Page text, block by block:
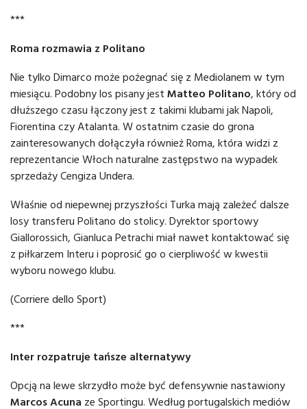
***
Roma rozmawia z Politano
Nie tylko Dimarco może pożegnać się z Mediolanem w tym
miesiącu. Podobny los pisany jest Matteo Politano, który od
dłuższego czasu łączony jest z takimi klubami jak Napoli,
Fiorentina czy Atalanta. W ostatnim czasie do grona
zainteresowanych dołączyła również Roma, która widzi z
reprezentancie Włoch naturalne zastępstwo na wypadek
sprzedaży Cengiza Undera.
Właśnie od niepewnej przyszłości Turka mają zależeć dalsze
losy transferu Politano do stolicy. Dyrektor sportowy
Giallorossich, Gianluca Petrachi miał nawet kontaktować się
z piłkarzem Interu i poprosić go o cierpliwość w kwestii
wyboru nowego klubu.
(Corriere dello Sport)
***
Inter rozpatruje tańsze alternatywy
Opcją na lewe skrzydło może być defensywnie nastawiony
Marcos Acuna ze Sportingu. Według portugalskich mediów